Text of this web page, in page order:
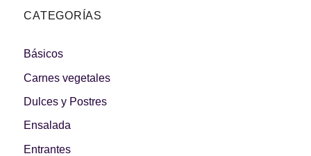
¡A dipear!
CATEGORÍAS
Básicos
Carnes vegetales
Dulces y Postres
Ensalada
Entrantes